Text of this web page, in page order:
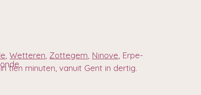
,Wetteren Zottegem Ninove , Erpe-
tien minuten, vanuit Gent in dertig.